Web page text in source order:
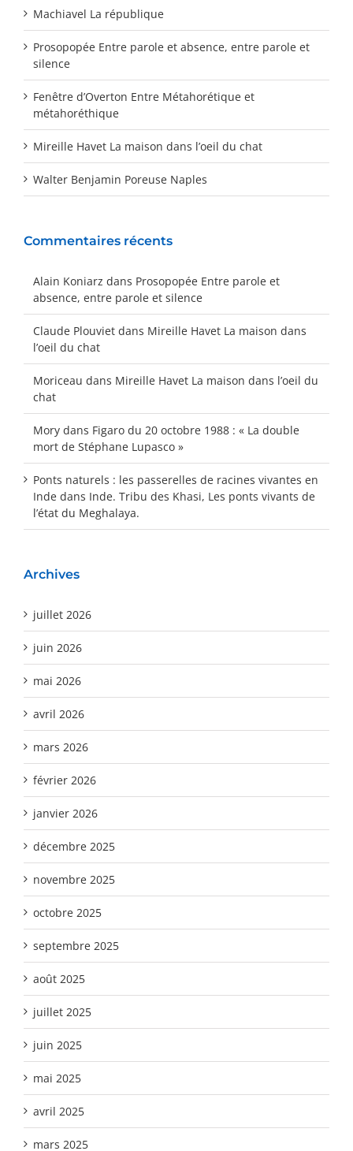
Machiavel La république
Prosopopée Entre parole et absence, entre parole et
silence
Fenêtre d’Overton Entre Métahorétique et
métahoréthique
Mireille Havet La maison dans l’oeil du chat
Walter Benjamin Poreuse Naples
Commentaires récents
Alain Koniarz dans Prosopopée Entre parole et
absence, entre parole et silence
Claude Plouviet dans Mireille Havet La maison dans
l’oeil du chat
Moriceau dans Mireille Havet La maison dans l’oeil du
chat
Mory dans Figaro du 20 octobre 1988 : « La double
mort de Stéphane Lupasco »
Ponts naturels : les passerelles de racines vivantes en
Inde dans Inde. Tribu des Khasi, Les ponts vivants de
l’état du Meghalaya.
Archives
juillet 2026
juin 2026
mai 2026
avril 2026
mars 2026
février 2026
janvier 2026
décembre 2025
novembre 2025
octobre 2025
septembre 2025
août 2025
juillet 2025
juin 2025
mai 2025
avril 2025
mars 2025